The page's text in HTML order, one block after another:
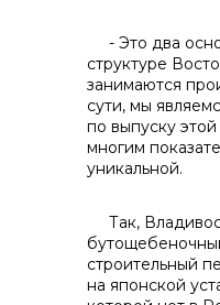
- Это два
структуре
занимаются
сути, мы
по выпуску
многим
уникальной.
Так,
строительный
на японской